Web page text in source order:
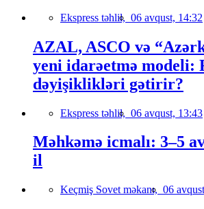
Ekspress təhlil, 06 avqust, 14:32
AZAL, ASCO və
yeni idarəetmə modeli:
dəyişiklikləri gətirir?
Ekspress təhlil, 06 avqust, 13:43
Məhkəmə icmalı: 3–5
il
Keçmiş Sovet məkanı, 06